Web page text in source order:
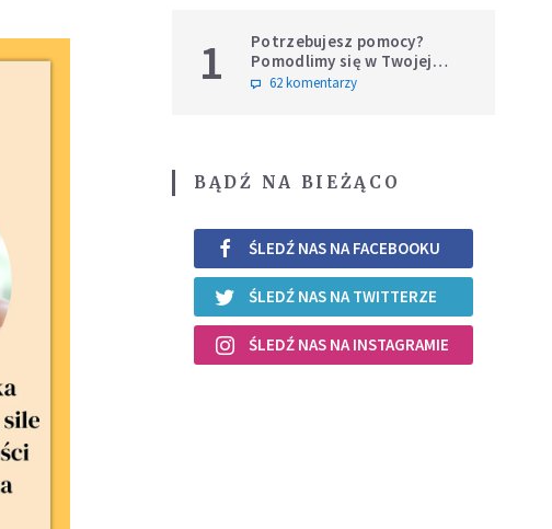
1
Potrzebujesz pomocy?
Pomodlimy się w Twojej
intencji
62 komentarzy
BĄDŹ NA BIEŻĄCO
ŚLEDŹ NAS NA FACEBOOKU
ŚLEDŹ NAS NA TWITTERZE
ŚLEDŹ NAS NA INSTAGRAMIE